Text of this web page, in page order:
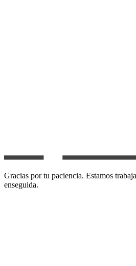
Gracias por tu paciencia. Estamos
enseguida.